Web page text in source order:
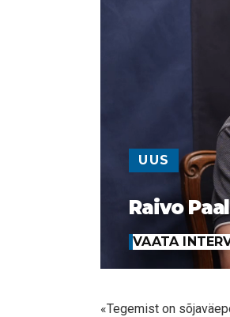
UUS
Raivo
VAATA
«Tegemist on